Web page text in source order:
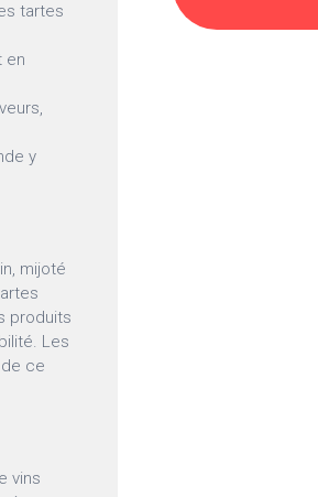
tartes
en
y
mijoté
produits
Les
ce
vins